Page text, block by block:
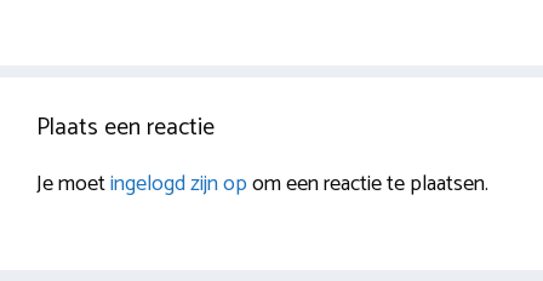
Plaats een reactie
Je moetingelogd zijn opom een reactie te plaatsen.